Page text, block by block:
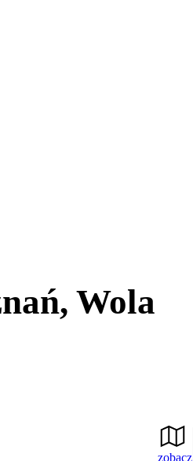
Wola
zobacz